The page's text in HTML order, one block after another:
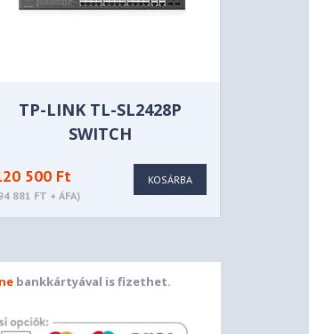
TP-LINK TL-SL2428P
SWITCH
500 Ft
881 FT + ÁFA)
KOSÁRBA
bankkártyával is fizethet.